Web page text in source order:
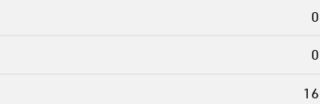
0
0
16